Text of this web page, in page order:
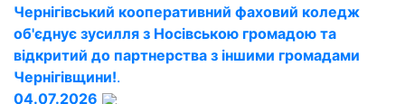
Чернігівський кооперативний фаховий коледж
об'єднує зусилля з Носівською громадою та
відкритий до партнерства з іншими громадами
Чернігівщини!.
04.07.2026